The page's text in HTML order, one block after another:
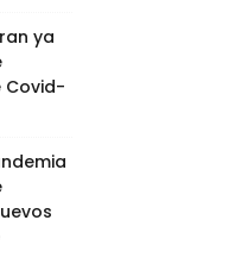
ya
Covid-